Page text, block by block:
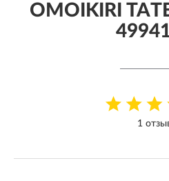
OMOIKIRI
1